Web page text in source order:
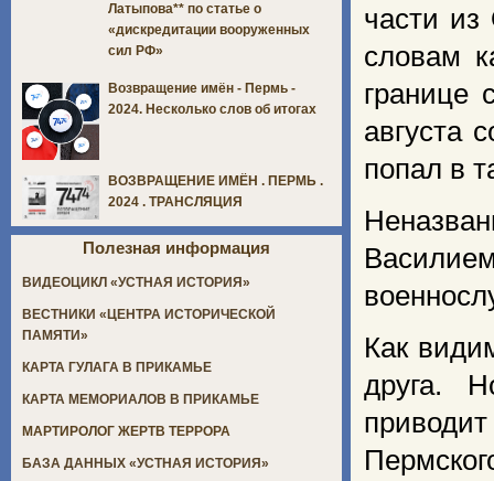
части из
словам
границе
августа
попал в
Как
друга.
Латыпова** по статье о
«дискредитации вооруженных
сил РФ»
Возвращение имён - Пермь -
2024. Несколько слов об итогах
ВОЗВРАЩЕНИЕ ИМЁН . ПЕРМЬ .
2024 . ТРАНСЛЯЦИЯ
Полезная информация
ВИДЕОЦИКЛ «УСТНАЯ ИСТОРИЯ»
ВЕСТНИКИ «ЦЕНТРА ИСТОРИЧЕСКОЙ
ПАМЯТИ»
КАРТА ГУЛАГА В ПРИКАМЬЕ
КАРТА МЕМОРИАЛОВ В ПРИКАМЬЕ
МАРТИРОЛОГ ЖЕРТВ ТЕРРОРА
БАЗА ДАННЫХ «УСТНАЯ ИСТОРИЯ»